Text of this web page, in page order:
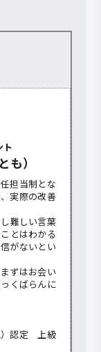
ト
）
担当制とな
実際の改善
難しい言葉
とはわかる
がないとい
ずはお会い
くばらんに
）認定 上級